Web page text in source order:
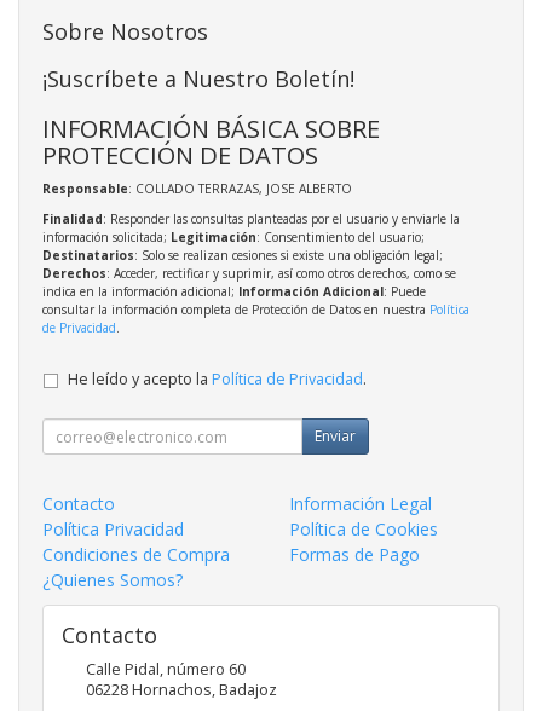
Sobre Nosotros
¡Suscríbete a Nuestro Boletín!
INFORMACIÓN BÁSICA SOBRE
PROTECCIÓN DE DATOS
Responsable: COLLADO TERRAZAS, JOSE ALBERTO
Finalidad: Responder las consultas planteadas por el usuario y enviarle la
información solicitada; Legitimación: Consentimiento del usuario;
Destinatarios: Solo se realizan cesiones si existe una obligación legal;
Derechos: Acceder, rectificar y suprimir, así como otros derechos, como se
indica en la información adicional; Información Adicional: Puede
consultar la información completa de Protección de Datos en nuestra Política
de Privacidad.
He leído y acepto la Política de Privacidad.
Enviar
Contacto
Información Legal
Política Privacidad
Política de Cookies
Condiciones de Compra
Formas de Pago
¿Quienes Somos?
Contacto
Calle Pidal, número 60
06228Hornachos,Badajoz